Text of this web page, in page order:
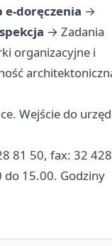
e-doręczenia →
→ Zadania
organizacyjne i
Wejście do
81 50, fax: 32 428
do 15.00. Godziny